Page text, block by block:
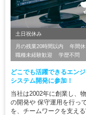
土日祝休み
月の残業20時間以内 年間
職種未経験歓迎
学歴不問
どこでも活躍できるエン
システム開発に参加！
当社は2002年に創業し、
の開発や 保守運用を行っ
を、チームワークを支え